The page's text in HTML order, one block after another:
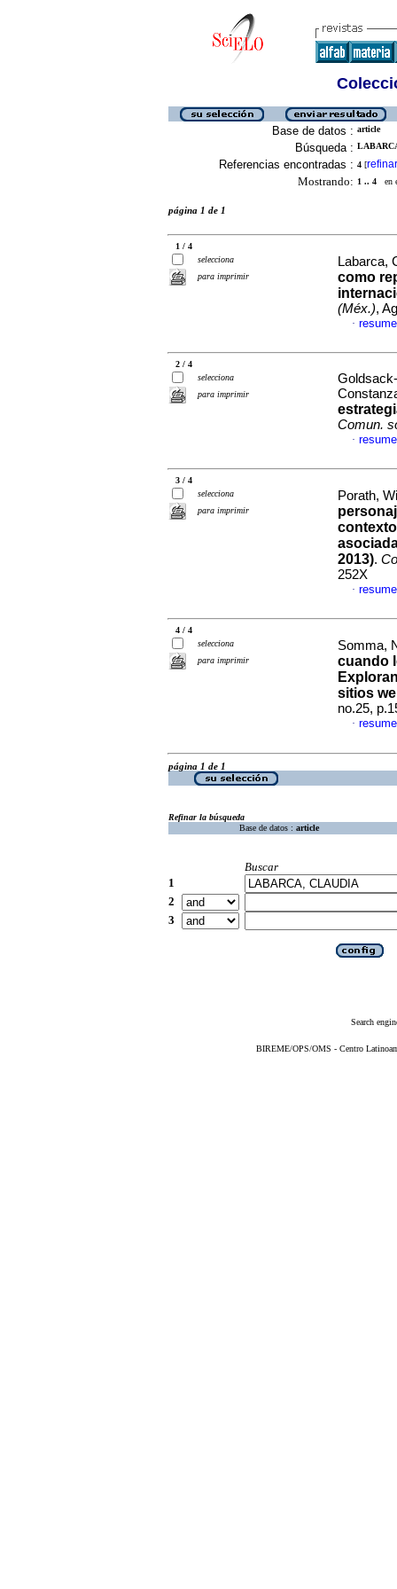
Base de datos : article
Búsqueda :
Referencias encontradas : 4 [refinar
Mostrando: 1 .. 4 en
página 1 de 1
1 / 4
selecciona
para imprimir
Labarca,
como
(Méx.),
·
2 / 4
selecciona
para imprimir
Comun.
·
3 / 4
selecciona
para imprimir
Porath,
2013).
252X
·
4 / 4
selecciona
para imprimir
Somma,
cuando
sitios
no.25,
·
página 1 de 1
Refinar la búsqueda
Base de datos : article
Buscar
1
2
3
Search
BIREME/OPS/OMS - Centro